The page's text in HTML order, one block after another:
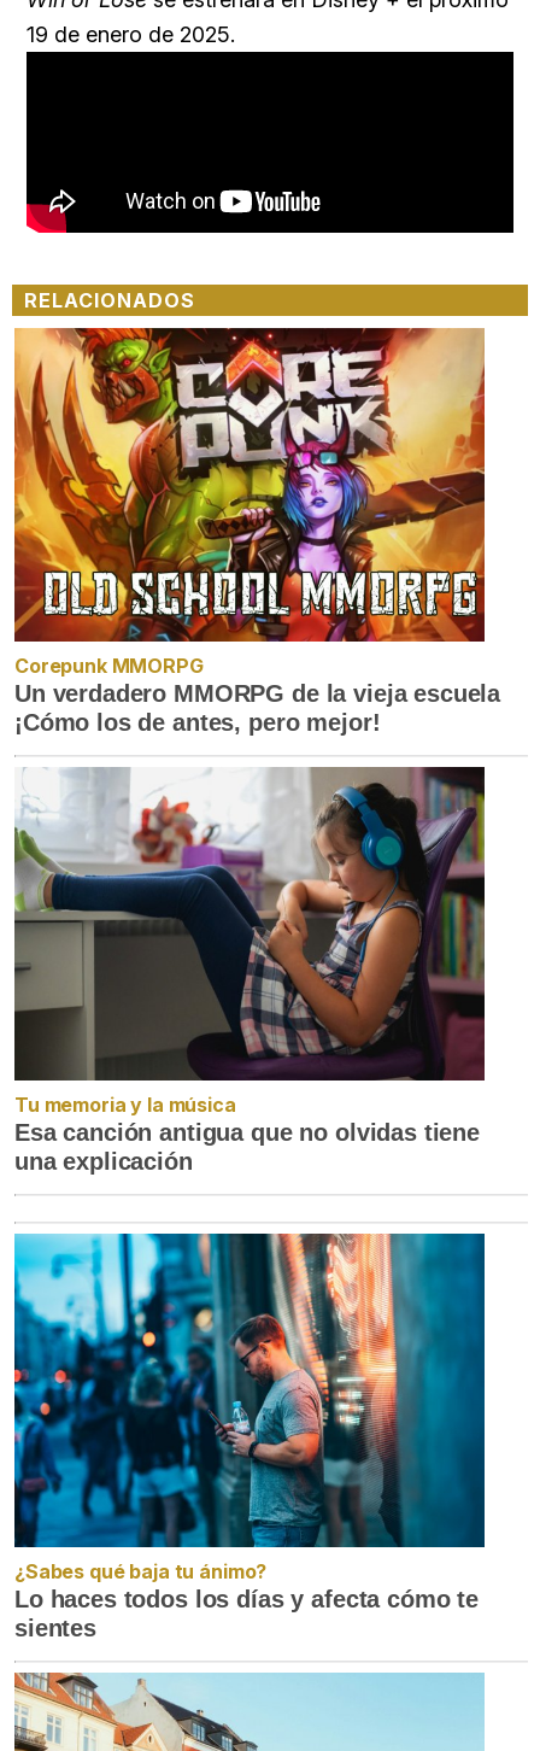
19 de enero de 2025.
RELACIONADOS
Corepunk MMORPG
Un verdadero MMORPG de la vieja escuela
¡Cómo los de antes, pero mejor!
Tu memoria y la música
Esa canción antigua que no olvidas tiene
una explicación
¿Sabes qué baja tu ánimo?
Lo haces todos los días y afecta cómo te
sientes